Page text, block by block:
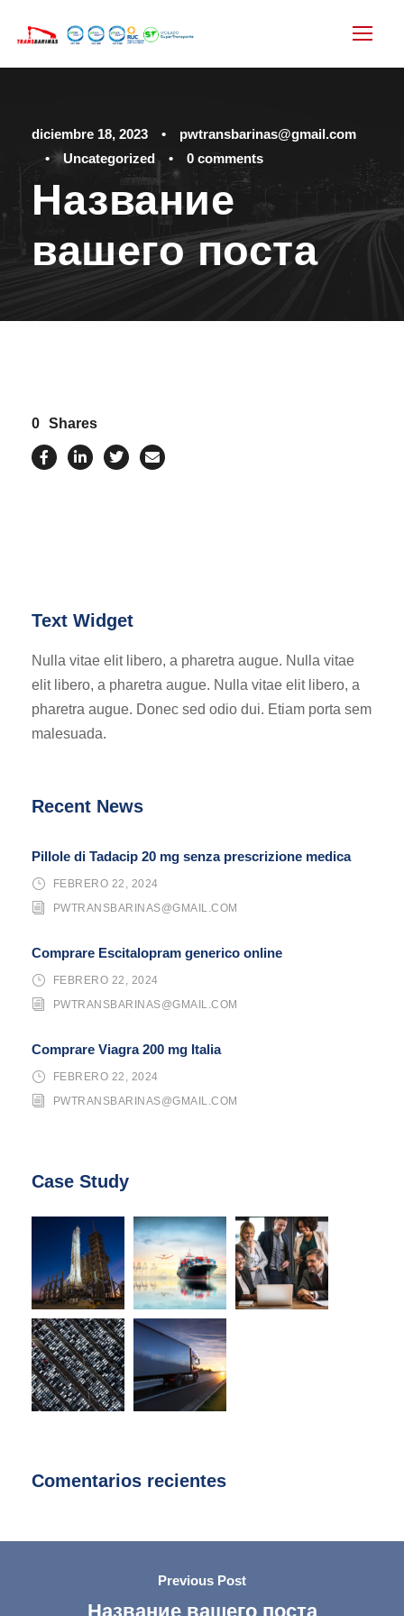
diciembre 18, 2023 •
pwtransbarinas@gmail.com
•
Uncategorized • 0 comments
Название
вашего поста
0 Shares
Text Widget
Nulla vitae elit libero, a pharetra augue. Nulla vitae
elit libero, a pharetra augue. Nulla vitae elit libero, a
pharetra augue. Donec sed odio dui. Etiam porta sem
malesuada.
Recent News
Pillole di Tadacip 20 mg senza prescrizione medica
FEBRERO 22, 2024
PWTRANSBARINAS@GMAIL.COM
Comprare Escitalopram generico online
FEBRERO 22, 2024
PWTRANSBARINAS@GMAIL.COM
Comprare Viagra 200 mg Italia
FEBRERO 22, 2024
PWTRANSBARINAS@GMAIL.COM
Case Study
Comentarios recientes
Previous Post
Название вашего поста